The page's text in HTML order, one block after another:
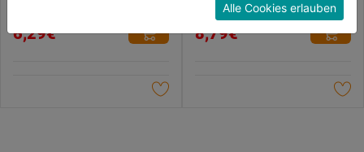
von
6,29€
0.0 (0)
von
8,79€
Konfigurieren" kannst du auswählen, welche Cookies
du zulassen möchtest und welche nicht.
Alle Cookies erlauben